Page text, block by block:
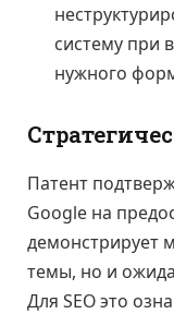
систему при
нужного
Патент
Google на
демонстрирует
темы, но и
Для SEO это